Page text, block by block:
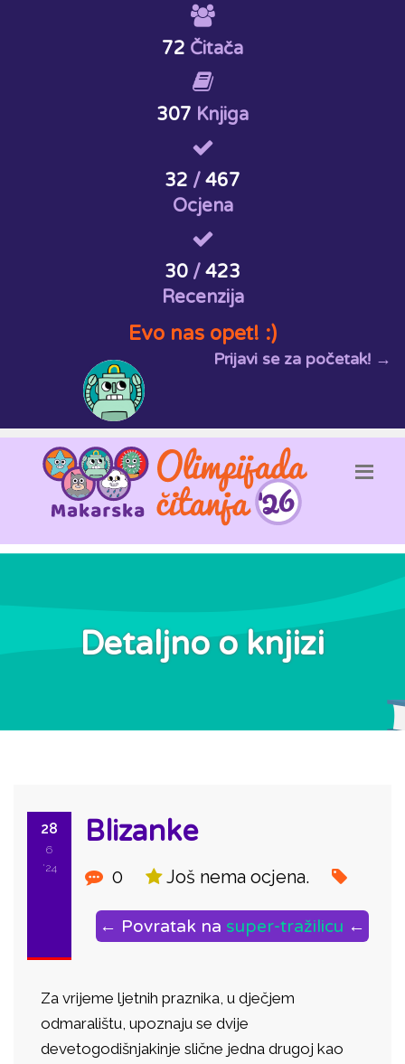
72 Čitača
307 Knjiga
32 / 467
Ocjena
30 / 423
Recenzija
Evo nas opet! :)
Prijavi se za početak! →
Detaljno o knjizi
28
6
'24
Blizanke
0 Još nema ocjena.
← Povratak na super-tražilicu ←
Za vrijeme ljetnih praznika, u dječjem
odmaralištu, upoznaju se dvije
devetogodišnjakinje slične jedna drugoj kao